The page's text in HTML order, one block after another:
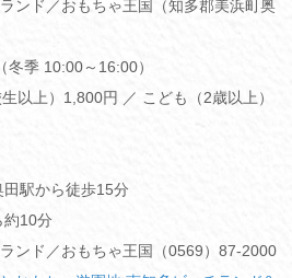
ド／おもちゃ王国（知多郡美浜町奥
季 10:00～16:00）
上）1,800円 ／ こども（2歳以上）
駅から徒歩15分
約10分
ンド／おもちゃ王国（0569）87-2000